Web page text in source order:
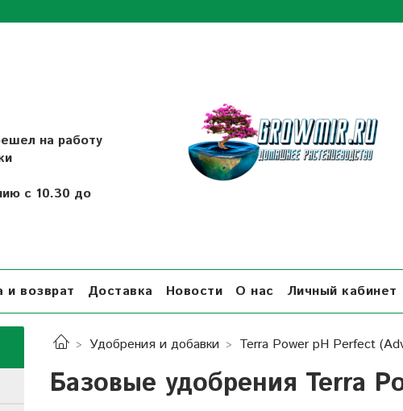
на работу
с 10.30 до
и возврат Доставка Новости О нас Личный кабинет
Удобрения и добавки Terra Power pH Perfect
Базовые удобрения Terra